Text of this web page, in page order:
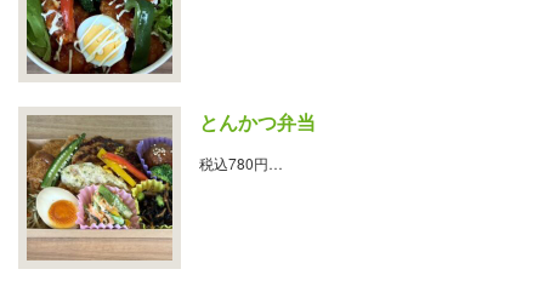
とんかつ弁当
税込780円…